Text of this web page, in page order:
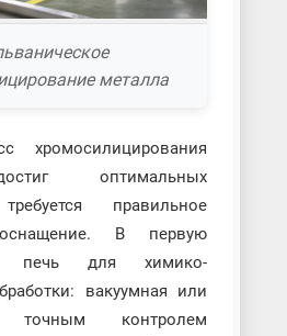
металла
хромосилицирования
оптимальных
правильное
оснащение. В первую
печь для химико-
вакуумная или
контролем